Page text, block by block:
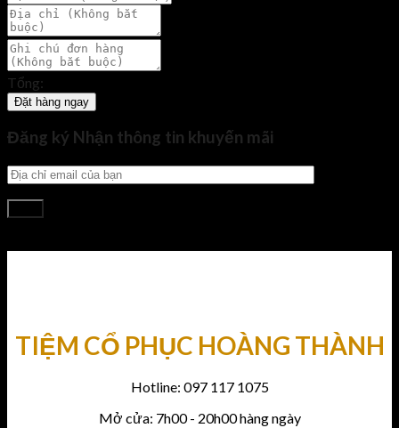
Tổng:
Đặt hàng ngay
Đăng ký Nhận thông tin khuyến mãi
TIỆM CỔ PHỤC HOÀNG THÀNH
Hotline: 097 117 1075
Mở cửa: 7h00 - 20h00 hàng ngày